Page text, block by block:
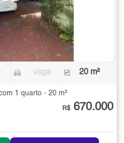
- vaga 20 m²
1 quarto - 20 m²
R$ 670.000